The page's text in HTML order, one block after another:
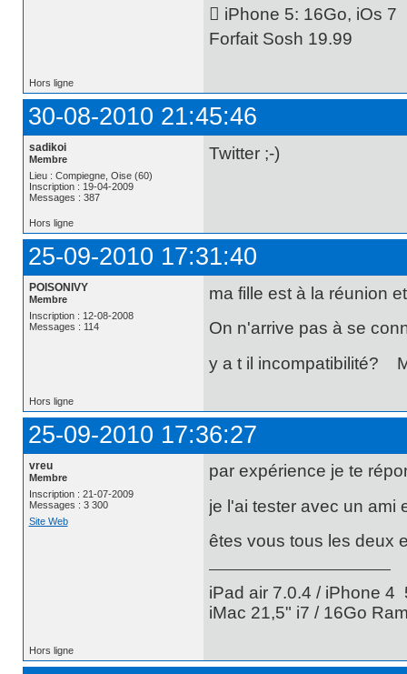
 iPhone 5: 16Go, iOs 7
Forfait Sosh 19.99
Hors ligne
30-08-2010 21:45:46
sadikoi
Membre
Lieu : Compiegne, Oise (60)
Inscription : 19-04-2009
Messages : 387
Twitter ;-)
Hors ligne
25-09-2010 17:31:40
POISONIVY
Membre
Inscription : 12-08-2008
Messages : 114
ma fille est à la réunion
On n'arrive pas à se
y a t il incompatibilité?
Hors ligne
25-09-2010 17:36:27
vreu
Membre
Inscription : 21-07-2009
Messages : 3 300
Site Web
par expérience je te
je l'ai tester avec un ami
êtes vous tous les deux
iPad air 7.0.4 / iPhone 4
iMac 21,5" i7 / 16Go
Hors ligne